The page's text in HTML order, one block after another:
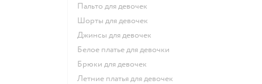
Пальто для девочек
Шорты для девочек
Джинсы для девочек
Белое платье для девочки
Брюки для девочек
Летние платья для девочек